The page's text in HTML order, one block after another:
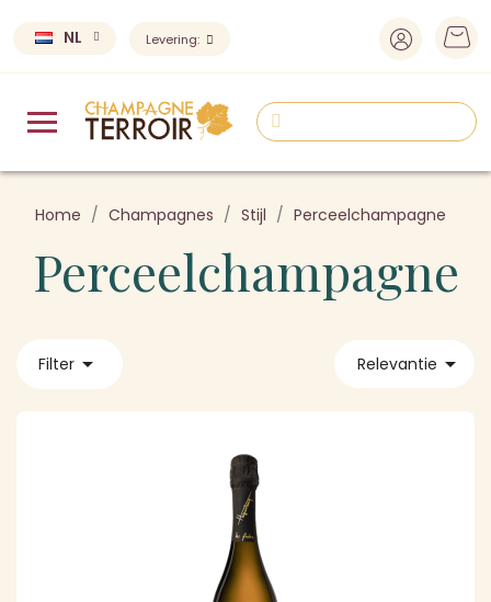
NL Levering:
Home Champagnes Stijl Perceelchampagne
Perceelchampagne
Filter  Relevantie 